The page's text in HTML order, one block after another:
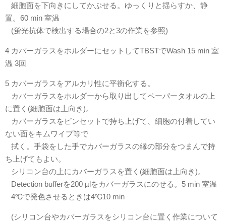
細胞面を下向きにしてかぶせる。ゆっくりと揺らすか、静
置。60 min 室温
(蛍光抗体で検出する場合の2と3の作業を参照)
4 カバーガラスをホルダーにセットしてTBSTでWash 15 min 室
温 3回
5 カバーガラスをアルカリ性に平衡化する。
カバーガラスをホルダーから取り出してペーパータオルの上
に置く(細胞面は上向き)。
カバーガラスをピンセットで持ち上げて、細胞の付着してい
ない面をキムワイプ等で
拭く。手袋をした手でカバーガラスの縁の部分をつまんで持
ち上げてもよい。
シリコン台の上にカバーガラスを置く(細胞面は上向き)。
Detection bufferを200 µlをカバーガラスにのせる。5 min 室温
4℃で発色させるときは4℃10 min
(シリコン台やカバーガラスをシリコン台に置く作業について